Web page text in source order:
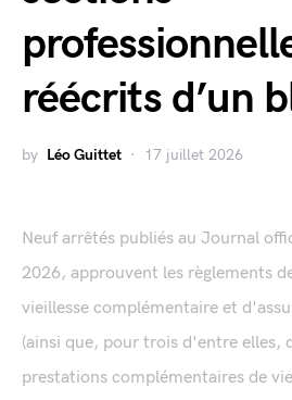
réécrits d’un
by Léo Guittet 17 juillet 2026
Neuf arrêtés publiés au Journal
2026, approuvent les règlements
vieillesse complémentaire et
(ainsi que, pour trois d'entre elles,
prestations complémentaires de